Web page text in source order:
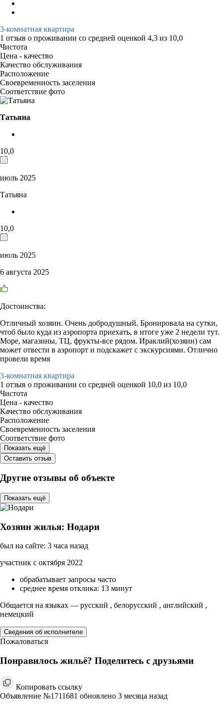
3-комнатная квартира
1 отзыв о проживании со средней оценкой 4,3 из 10,0
Чистота
Цена - качество
Качество обслуживания
Расположение
Своевременность заселения
Соответствие фото
Татьяна
10,0
июль 2025
Татьяна
10,0
июль 2025
6 августа 2025
Достоинства:
Отличный хозяин. Очень добродушный. Бронировала на сутки,
чтоб было куда из аэропорта приехать, в итоге уже 2 недели тут.
Море, магазины, ТЦ, фрукты-все рядом. Ираклий(хозяин) сам
может отвести в аэропорт и подскажет с экскурсиями. Отлично
провели время
3-комнатная квартира
1 отзыв о проживании со средней оценкой 10,0 из 10,0
Чистота
Цена - качество
Качество обслуживания
Расположение
Своевременность заселения
Соответствие фото
Показать ещё
Оставить отзыв
Другие отзывы об объекте
Показать ещё
Хозяин жилья: Нодари
был на сайте: 3 часа назад
участник с октября 2022
обрабатывает запросы часто
среднее время отклика: 13 минут
Общается на языках — русский , белорусский , английский ,
немецкий
Сведения об исполнителе
Пожаловаться
Понравилось жильё? Поделитесь с друзьями
Копировать ссылку
Объявление №1711681 обновлено 3 месяца назад